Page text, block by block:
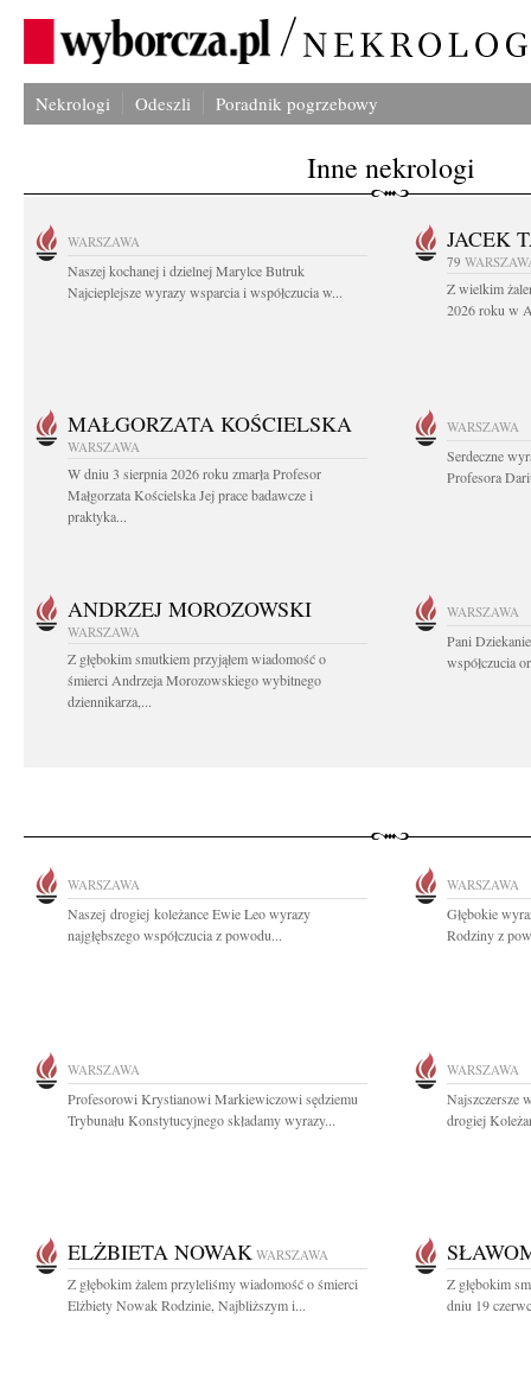
Nekrologi Odeszli Poradnik pogrzebowy
Inne nekrologi
WARSZAWA
Naszej kochanej i dzielnej Marylce Butruk
Najcieplejsze wyrazy wsparcia i współczucia w...
JACEK
79
Z wielkim
2026 roku w
MAŁGORZATA KOŚCIELSKA
WARSZAWA
W dniu 3 sierpnia 2026 roku zmarła Profesor
Małgorzata Kościelska Jej prace badawcze i
praktyka...
WARSZAWA
Serdeczne
Profesora
ANDRZEJ MOROZOWSKI
WARSZAWA
Z głębokim smutkiem przyjąłem wiadomość o
śmierci Andrzeja Morozowskiego wybitnego
dziennikarza,...
WARSZAWA
Pani
współczucia
WARSZAWA
Naszej drogiej koleżance Ewie Leo wyrazy
najgłębszego współczucia z powodu...
WARSZAWA
Głębokie
Rodziny z
WARSZAWA
Profesorowi Krystianowi Markiewiczowi sędziemu
Trybunału Konstytucyjnego składamy wyrazy...
WARSZAWA
Najszczersze
drogiej
ELŻBIETA NOWAK WARSZAWA
Z głębokim żalem przyleliśmy wiadomość o śmierci
Elżbiety Nowak Rodzinie, Najbliższym i...
Z głębokim
dniu 19